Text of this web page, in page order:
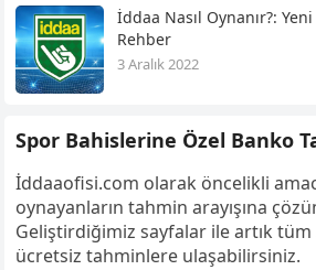
İddaa Nasıl Oynanır?:
Rehber
3 Aralık 2022
Spor Bahislerine Özel Banko
İddaaofisi.com olarak öncelikli
oynayanların tahmin arayışına
Geliştirdiğimiz sayfalar ile artık tüm
ücretsiz tahminlere ulaşabilirsiniz.